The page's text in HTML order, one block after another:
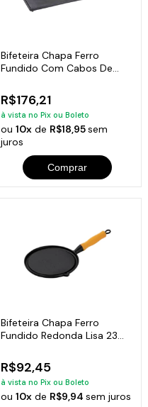
Bifeteira Chapa Ferro
Fundido Com Cabos De
R$176,21
à vista no Pix ou Boleto
ou 10xde R$18,95sem
juros
Comprar
Bifeteira Chapa Ferro
Fundido Redonda Lisa 23
R$92,45
à vista no Pix ou Boleto
ou 10xde R$9,94 sem juros